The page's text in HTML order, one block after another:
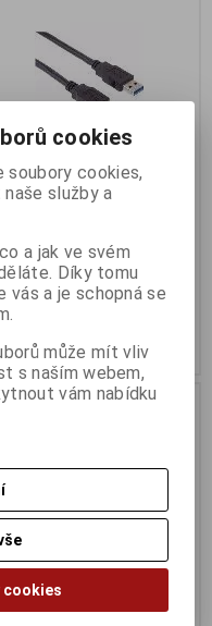
prodlužovací
dodání (dny):1
Kč
(bez DPH:)
Koupit
cookies
soubory cookies,
služby a
a jak ve svém
Díky tomu
vás a je schopná se
může mít vliv
s naším webem,
vám nabídku
cookies